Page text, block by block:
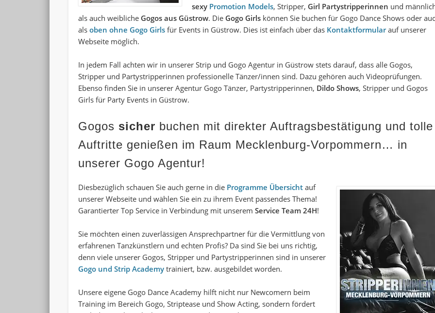
sexy Promotion Models, Stripper, Girl Partystripperinnen und
als auch weiblicheGogos aus Güstrow. Die Gogo Girls können Sie buchen für Gogo Dance Shows oder
als oben ohne Gogo Girlsfür Events in Güstrow. Dies ist einfach über das Kontaktformularauf unserer
Webseite möglich.
In jedem Fall achten wir in unserer Strip und Gogo Agentur in Güstrowstets darauf, dass alle Gogos,
Stripper und Partystripperinnen professionelle Tänzer/innen sind. Dazu gehören auch Videoprüfungen.
Ebenso finden Sie in unserer Agentur Gogo Tänzer, Partystripperinnen, Dildo Shows, Stripperund Gogos
Girls für Party Events in Güstrow.
Gogos sicher buchen mit direkter Auftragsbestätigung und tolle
Auftritte genießen im Raum Mecklenburg-Vorpommern… in
unserer Gogo Agentur!
Diesbezüglich schauen Sie auch gerne in die Programme Übersichtauf
unserer Webseite und wählen Sie ein zu ihrem Event passendes Thema!
Garantierter Top Service in Verbindung mit unserem Service Team 24H!
Sie möchten einen zuverlässigen Ansprechpartner für die Vermittlung von
erfahrenen Tanzkünstlern und echten Profis? Da sind Sie bei uns richtig,
denn viele unserer Gogos, Stripper und Partystripperinnen sind in unserer
Gogo und Strip Academy trainiert, bzw. ausgebildet worden.
Unsere eigene Gogo Dance Academy hilft nicht nur Newcomern beim
Training im Bereich Gogo, Striptease und Show Acting, sondern fördert